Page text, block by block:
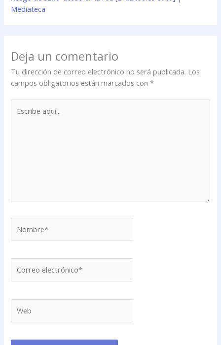
Mediateca
Deja un comentario
Tu dirección de correo electrónico no será publicada. Los
campos obligatorios están marcados con*
aquí...
electrónico*